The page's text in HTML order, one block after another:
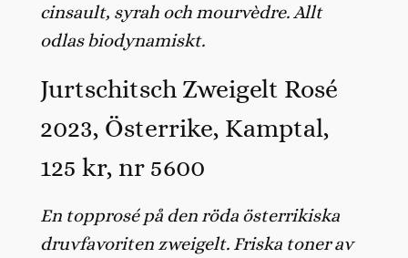
cinsault, syrah och mourvèdre. Allt
odlas biodynamiskt.
Jurtschitsch Zweigelt Rosé
2023, Österrike, Kamptal,
125 kr, nr 5600
En topprosé på den röda österrikiska
druvfavoriten zweigelt. Friska toner av